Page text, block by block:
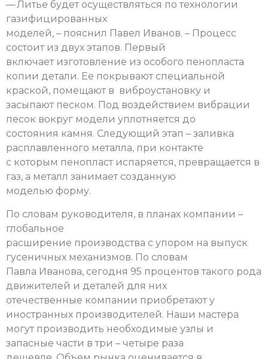
— Литье будет осуществляться по технологии
газифицированных
моделей, – пояснил Павел Иванов. – Процесс
состоит из двух этапов. Первый
включает изготовление из особого пенопласта
копии детали. Ее покрывают специальной
краской, помещают в виброустановку и
засыпают песком. Под воздействием вибрации
песок вокруг модели уплотняется до
состояния камня. Следующий этап – заливка
расплавленного металла, при контакте
с которым пенопласт испаряется, превращается в
газ, а металл занимает созданную
моделью форму.
По словам руководителя, в планах компании –
глобальное
расширение производства с упором на выпуск
гусеничных механизмов. По словам
Павла Иванова, сегодня 95 процентов такого рода
движителей и деталей для них
отечественные компании приобретают у
иностранных производителей. Наши мастера
могут производить необходимые узлы и
запасные части в три – четыре раза